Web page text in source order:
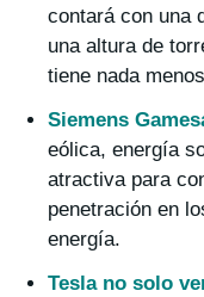
contará con una
una altura de
tiene nada
Siemens
eólica, energía
atractiva para
penetración en
energía.
Tesla no solo